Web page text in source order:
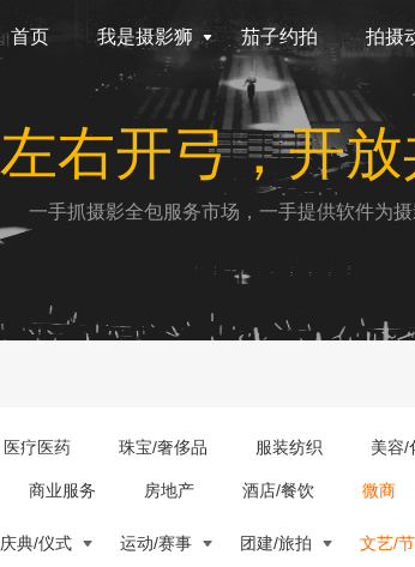
首页 我是摄影狮 茄子约拍 拍摄
左右开弓，开
一手抓摄影全包服务市场，一手提供软件为
医疗医药 珠宝/奢侈品 服装纺织 美容/
商业服务 房地产 酒店/餐饮 微商
庆典/仪式 运动/赛事 团建/旅拍 文艺/